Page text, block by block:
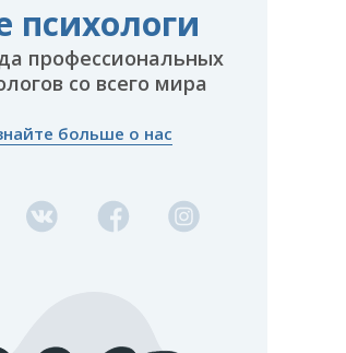
психологи
профессиональных
со всего мира
больше о нас